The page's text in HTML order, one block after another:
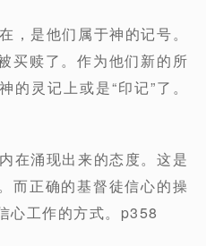
，是他们属于神的记号。
买赎了。作为他们新的所
灵记上或是“印记”了。
在涌现出来的态度。这是
而正确的基督徒信心的操
心工作的方式。p358